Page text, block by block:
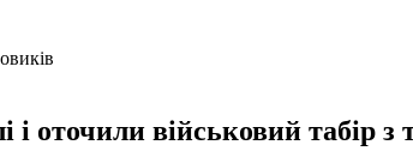
оточили військовий табір з